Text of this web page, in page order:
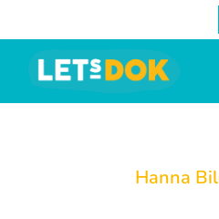
to
content
Fußzeile
springen
LETsDOK
Bundesweite
Hanna